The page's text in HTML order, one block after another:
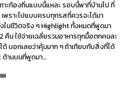
กาะท้องถิ่นแบบนี้แหละ รอบนี้พาที่บ้านไป ที่
พราะไปแบบครบทุกรสที่ควรจะได้มา
นชีวิตจริง ๆ Highlight ทั้งหมดที่พูดมา
2 คืน ใช้จ่ายเฉลี่ยรวมอาหารทุกมื้อตกคนละ
ด้ บอกเลยว่าคุ้มมาก ๆ ถ้าเทียบกับสิ่งที่ได้
ด้านบนที่พูดมา…